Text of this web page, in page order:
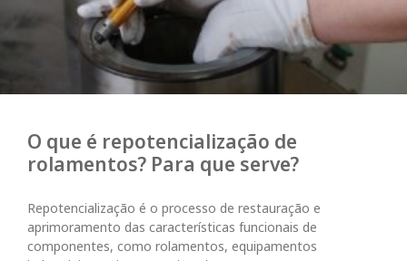
O que é repotencialização de
rolamentos? Para que serve?
Repotencialização é o processo de restauração e
aprimoramento das características funcionais de
componentes, como rolamentos, equipamentos